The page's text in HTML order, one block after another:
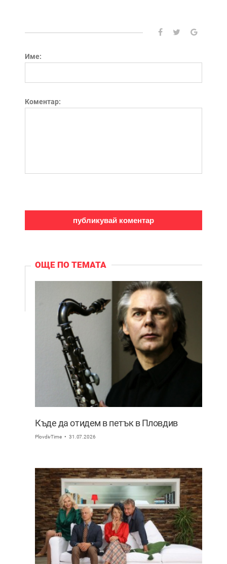
Име:
Коментар:
ОЩЕ ПО ТЕМАТА
Къде да отидем в петък в Пловдив
PlovdivTime 31.07.2026